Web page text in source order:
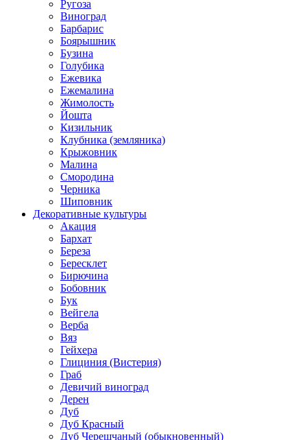
Ругоза
Виноград
Барбарис
Боярышник
Бузина
Голубика
Ежевика
Ежемалина
Жимолость
Йошта
Кизильник
Клубника (земляника)
Крыжовник
Малина
Смородина
Черника
Шиповник
Декоративные культуры
Акация
Бархат
Береза
Бересклет
Бирючина
Бобовник
Бук
Вейгела
Верба
Вяз
Гейхера
Глициния (Вистерия)
Граб
Девичий виноград
Дерен
Дуб
Дуб Красный
Дуб Черешчаный (обыкновенный)